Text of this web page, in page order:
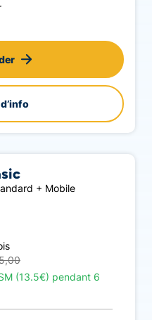
+ Mobile
(13.5€) pendant 6